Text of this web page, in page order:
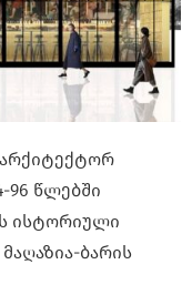
96 წლებში
ისტორიული
ბარის